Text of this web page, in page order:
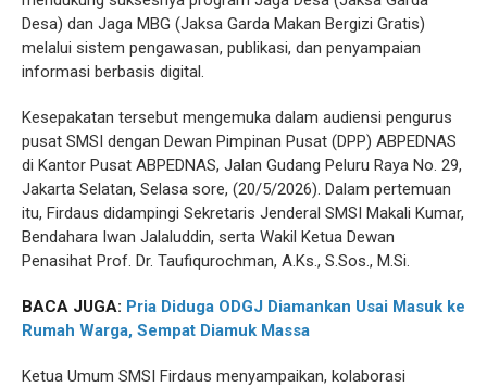
Desa) dan Jaga MBG (Jaksa Garda Makan Bergizi Gratis)
melalui sistem pengawasan, publikasi, dan penyampaian
informasi berbasis digital.
Kesepakatan tersebut mengemuka dalam audiensi pengurus
pusat SMSI dengan Dewan Pimpinan Pusat (DPP) ABPEDNAS
di Kantor Pusat ABPEDNAS, Jalan Gudang Peluru Raya No. 29,
Jakarta Selatan, Selasa sore, (20/5/2026). Dalam pertemuan
itu, Firdaus didampingi Sekretaris Jenderal SMSI Makali Kumar,
Bendahara Iwan Jalaluddin, serta Wakil Ketua Dewan
Penasihat Prof. Dr. Taufiqurochman, A.Ks., S.Sos., M.Si.
BACA JUGA: Pria Diduga ODGJ Diamankan Usai Masuk ke
Rumah Warga, Sempat Diamuk Massa
Ketua Umum SMSI Firdaus menyampaikan, kolaborasi